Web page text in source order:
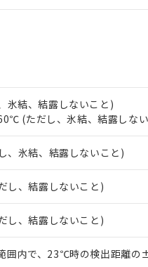
結、結露しないこと)
(ただし、氷結、結露しな
氷結、結露しないこと)
し、結露しないこと)
し、結露しないこと)
囲内で、23℃時の検出距離の
条件をお読みいただき、同意
当社制御機器事業取扱商品の
在庫状況および標準価格照会
のであり、閲覧された時点で
正式な納期状況および標準
当社販売員にご相談ください。
在庫状況および標準価格結果
す。
マイパーツ機能（部品リスト
ている必要があります。
お客様が当ウェブサイト上で
様の事情により、非含有部
ます。
指令（10物質）：
酸ビス(2-エチルヘキシル) (DEHP)(別
） 1000ppm以下、フタル酸ジイソ
RoHS指令で産業用監視および制御機器
酸エステル類の４物質については閾値
対応予定月
在庫の切り替え状況などによ
含有証明書ダウンロード
国RoHS○×表
：最大均質材料含有率が中国
：最大均質材料含有率が中国
:1000ppm、 Hg(水銀) : 1000ppm、
六価クロム) : 1000ppm、 PBBs(ポリ臭
フタル酸ジブチル) : 1000ppm、 DIBP(
フタル酸ビス(2-エチルヘキシル)) :
境保護使用期限
」：通常の使用状況下におい
す。
：未確認です。当社販売部門
などの必要な手続きをとりま
当社は規制貨物を破棄する場
ます。
当社は貴社製品を、核兵器、
置等に一切使用いたしません。
当社は、貴社製品を第三者
たしません。
一定数以上の在庫あり
△ 一定数には満たないが在庫
在庫なし(最新の在庫状